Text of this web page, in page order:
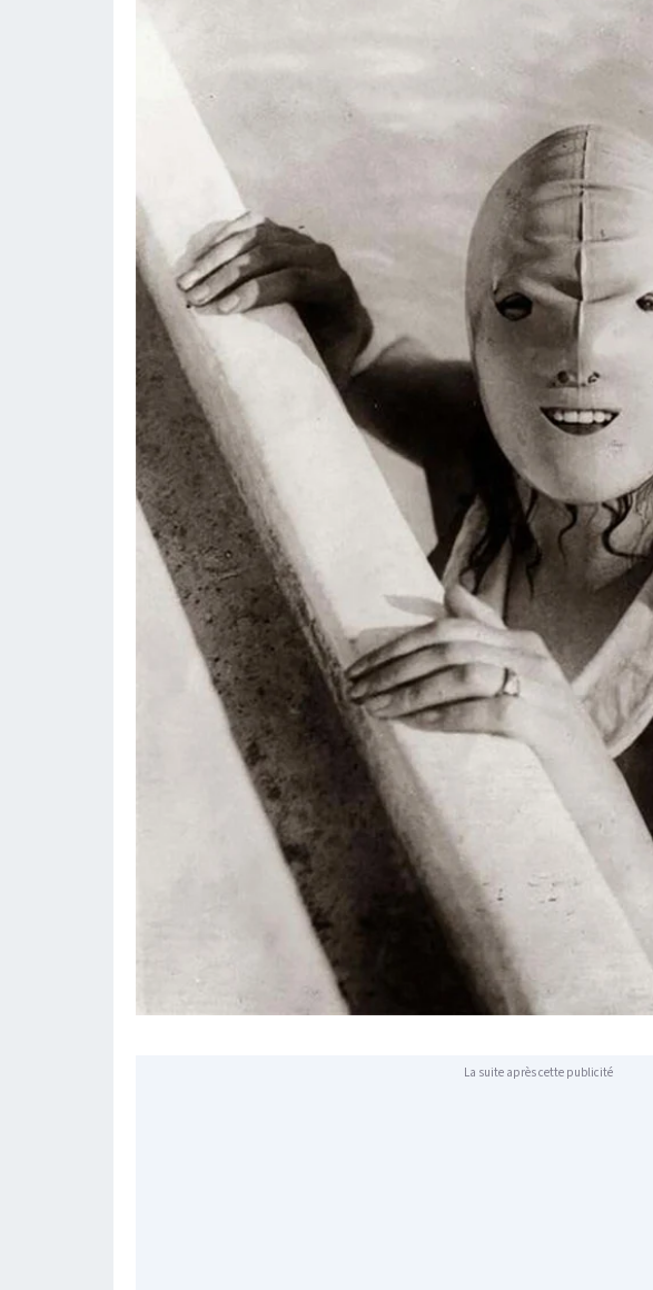
La suite après cette publicité